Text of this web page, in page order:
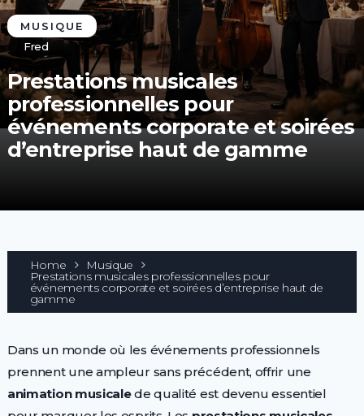
MUSIQUE
Fred
Prestations musicales
professionnelles pour
événements corporate et soirées
d’entreprise haut de gamme
Home Musique
Prestations musicales professionnelles pour
événements corporate et soirées d’entreprise haut de
gamme
Dans un monde où les événements professionnels
prennent une ampleur sans précédent, offrir une
animation musicalede qualité est devenu essentiel